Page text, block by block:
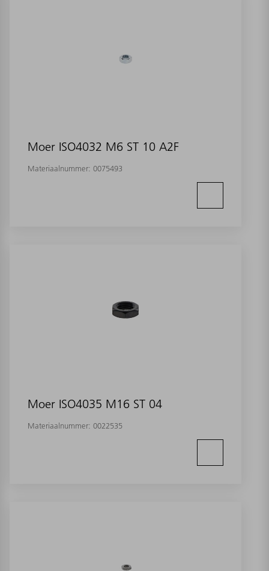
Moer ISO4032 M6 ST 10 A2F
Materiaalnummer: 0075493
Moer ISO4035 M16 ST 04
Materiaalnummer: 0022535